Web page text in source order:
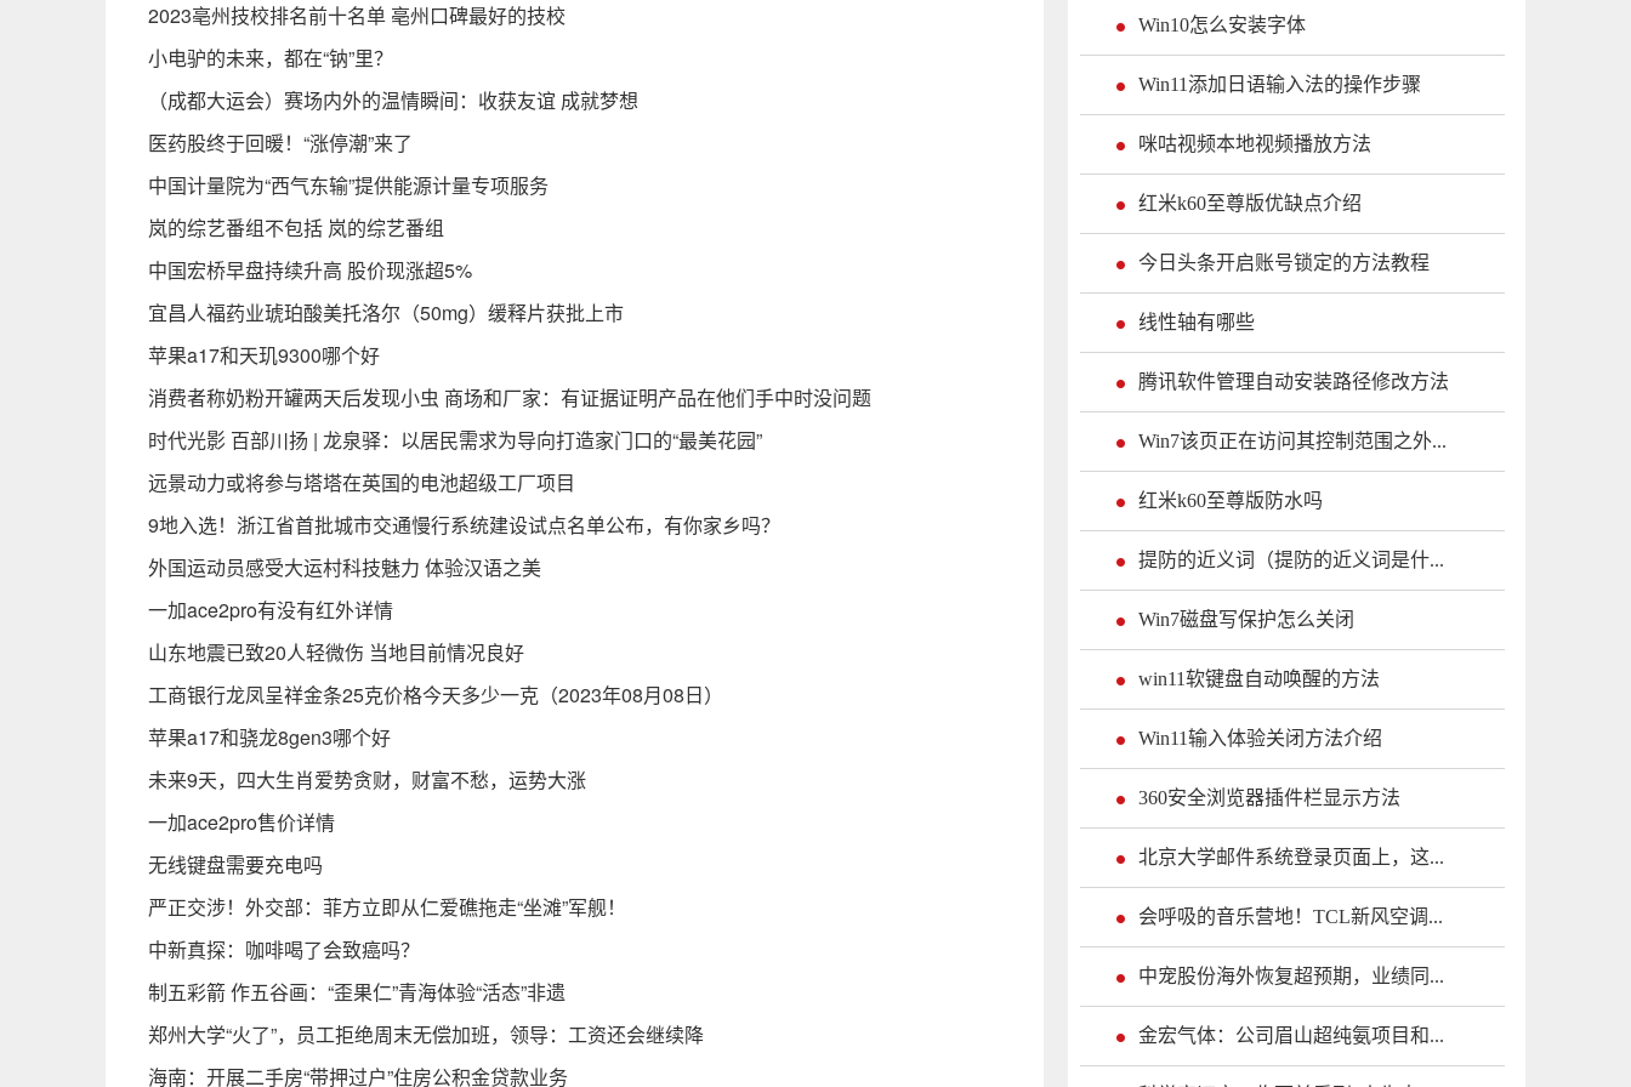
2023亳州技校排名前十名单 亳州口碑最好的技校
小电驴的未来，都在“钠”里？
（成都大运会）赛场内外的温情瞬间：收获友谊 成就梦想
医药股终于回暖！“涨停潮”来了
中国计量院为“西气东输”提供能源计量专项服务
岚的综艺番组不包括 岚的综艺番组
中国宏桥早盘持续升高 股价现涨超5%
宜昌人福药业琥珀酸美托洛尔（50mg）缓释片获批上市
苹果a17和天玑9300哪个好
消费者称奶粉开罐两天后发现小虫 商场和厂家：有证据证明产品在他们手中时没问题
时代光影 百部川扬 | 龙泉驿：以居民需求为导向打造家门口的“最美花园”
远景动力或将参与塔塔在英国的电池超级工厂项目
9地入选！浙江省首批城市交通慢行系统建设试点名单公布，有你家乡吗？
外国运动员感受大运村科技魅力 体验汉语之美
一加ace2pro有没有红外详情
山东地震已致20人轻微伤 当地目前情况良好
工商银行龙凤呈祥金条25克价格今天多少一克（2023年08月08日）
苹果a17和骁龙8gen3哪个好
未来9天，四大生肖爱势贪财，财富不愁，运势大涨
一加ace2pro售价详情
无线键盘需要充电吗
严正交涉！外交部：菲方立即从仁爱礁拖走“坐滩”军舰！
中新真探：咖啡喝了会致癌吗？
制五彩箭 作五谷画：“歪果仁”青海体验“活态”非遗
郑州大学“火了”，员工拒绝周末无偿加班，领导：工资还会继续降
海南：开展二手房“带押过户”住房公积金贷款业务
Win10怎么安装字体
Win11添加日语输入法的操作步骤
咪咕视频本地视频播放方法
红米k60至尊版优缺点介绍
今日头条开启账号锁定的方法教程
线性轴有哪些
腾讯软件管理自动安装路径修改方法
Win7该页正在访问其控制范围之外...
红米k60至尊版防水吗
提防的近义词（提防的近义词是什...
Win7磁盘写保护怎么关闭
win11软键盘自动唤醒的方法
Win11输入体验关闭方法介绍
360安全浏览器插件栏显示方法
北京大学邮件系统登录页面上，这...
会呼吸的音乐营地！TCL新风空调...
中宠股份海外恢复超预期，业绩同...
金宏气体：公司眉山超纯氨项目和...